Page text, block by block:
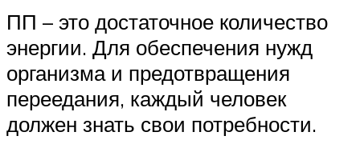
ПП – это достаточное количество
энергии. Для обеспечения нужд
организма и предотвращения
переедания, каждый человек
должен знать свои потребности.